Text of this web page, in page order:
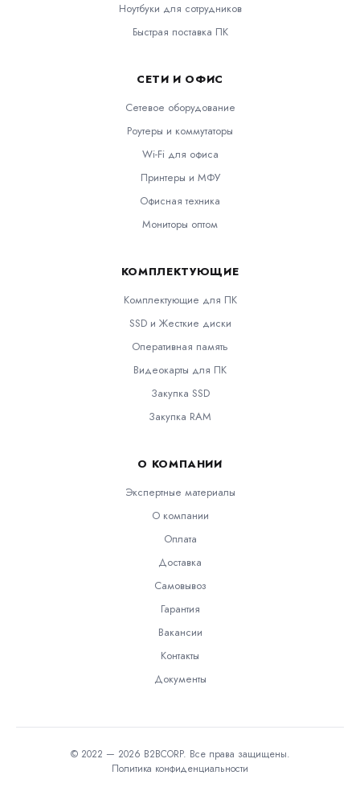
Ноутбуки для сотрудников
Быстрая поставка ПК
СЕТИ И ОФИС
Сетевое оборудование
Роутеры и коммутаторы
Wi-Fi для офиса
Принтеры и МФУ
Офисная техника
Мониторы оптом
КОМПЛЕКТУЮЩИЕ
Комплектующие для ПК
SSD и Жесткие диски
Оперативная память
Видеокарты для ПК
Закупка SSD
Закупка RAM
О КОМПАНИИ
Экспертные материалы
О компании
Оплата
Доставка
Самовывоз
Гарантия
Вакансии
Контакты
Документы
© 2022 — 2026 B2BCORP. Все права защищены.
Политика конфиденциальности